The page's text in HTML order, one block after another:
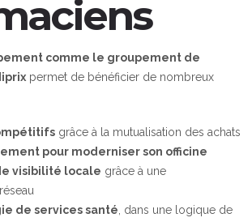
comme le groupement de
permet de bénéficier de nombreux
grâce à la mutualisation des achats
pour moderniser son officine
visibilité locale grâce à une
de services santé , dans une logique de